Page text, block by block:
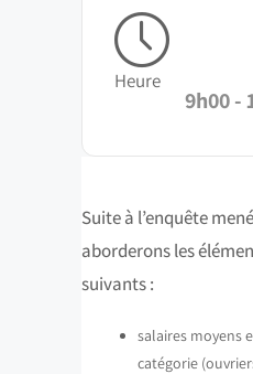
Heure
9h00 -
Suite à l’enquête
aborderons les
suivants :
salaires moyens
catégorie